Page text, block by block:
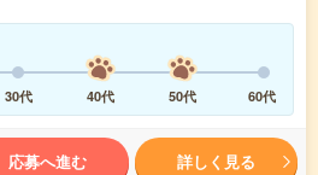
30代 40代 50代 60代
応募へ進む 詳しく見る